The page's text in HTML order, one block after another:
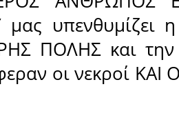
υπενθυμίζει
ΠΟΛΗΣ και την
οι νεκροί ΚΑΙ